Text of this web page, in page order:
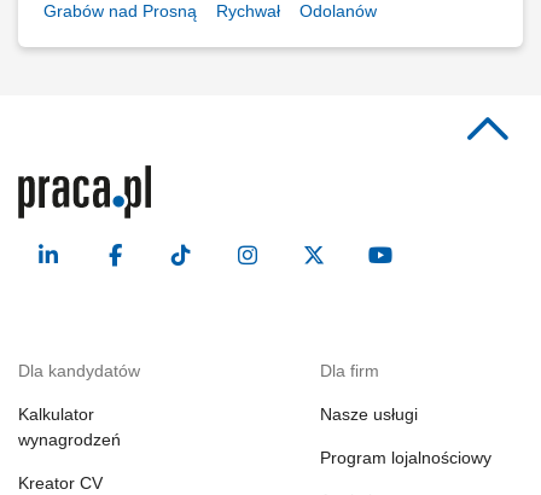
Grabów nad Prosną Rychwał Odolanów
Dla kandydatów
Kalkulator
wynagrodzeń
Kreator CV
Dla firm
Nasze usługi
Program lojalnościowy